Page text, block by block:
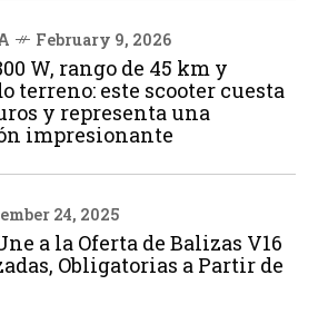
February 9, 2026
W, rango de 45 km y
terreno: este scooter cuesta
y representa una
impresionante
24, 2025
a la Oferta de Balizas V16
Obligatorias a Partir de